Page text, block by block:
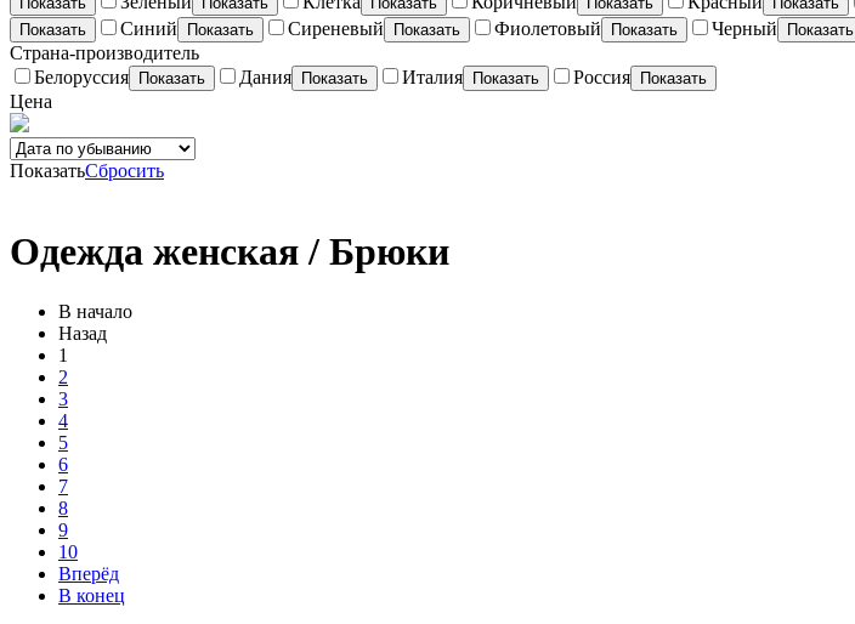
Показать Синий Показать Сиреневый Показать Фиолетовый Показать Черный Показать
Страна-производитель
Белоруссия
Показать Дания Показать Италия Показать Россия Показать
Цена
ПоказатьСбросить
Одежда женская / Брюки
В начало
Назад
1
2
3
4
5
6
7
8
9
10
Вперёд
В конец